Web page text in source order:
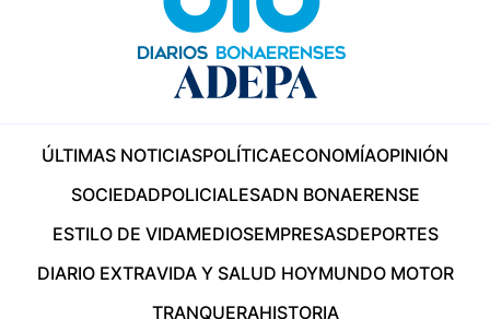
ÚLTIMAS NOTICIASPOLÍTICAECONOMÍAOPINIÓN
SOCIEDADPOLICIALESADN BONAERENSE
ESTILO DE VIDAMEDIOSEMPRESASDEPORTES
DIARIO EXTRAVIDA Y SALUD HOYMUNDO MOTOR
TRANQUERAHISTORIA